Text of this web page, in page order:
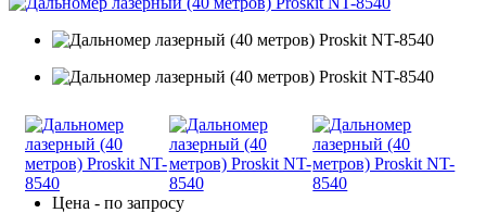
Цена - по запросу